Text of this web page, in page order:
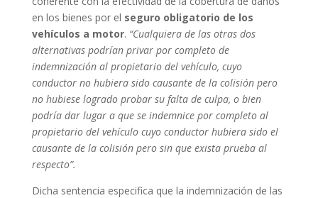
en los bienes por el seguro obligatorio de los
vehículos a motor. “Cualquiera de las otras dos
alternativas podrían privar por completo de
indemnización al propietario del vehículo, cuyo
conductor no hubiera sido causante de la colisión pero
no hubiese logrado probar su falta de culpa, o bien
podría dar lugar a que se indemnice por completo al
propietario del vehículo cuyo conductor hubiera sido el
causante de la colisión pero sin que exista prueba al
respecto”.
Dicha sentencia especifica que la indemnización de las